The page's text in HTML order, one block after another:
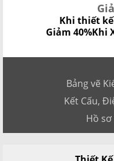
Khi thiết
Giảm 40%Khi
Bảng vẽ
Kết Cấu,
Hồ